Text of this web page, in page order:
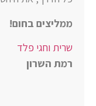
ממליצים בחום!
שרית וחגי פלד
רמת השרון